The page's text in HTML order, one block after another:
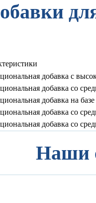
добавка с
добавка со
добавка на
добавка со
добавка со
Наши